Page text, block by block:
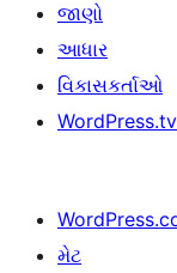
જાણો
આધાર
વિકાસકર્તાઓ
WordPress.tv
મેટ